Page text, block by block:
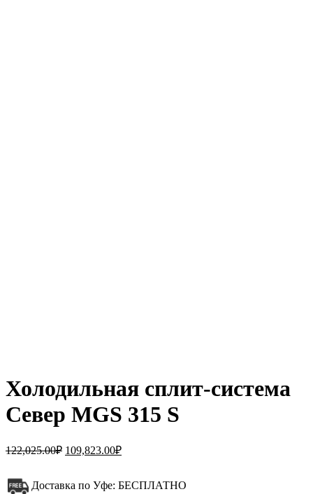
Холодильная сплит-система
Север MGS 315 S
122,025.00₽ 109,823.00₽
Доставка по Уфе: БЕСПЛАТНО